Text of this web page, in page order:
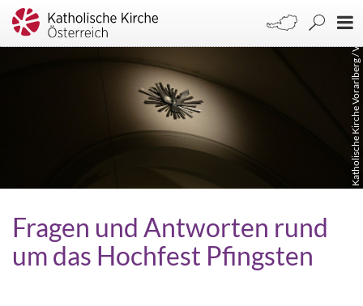
Katholische Kirche Vorarlberg / Veronika Fehle
Fragen und Antworten rund
um das Hochfest Pfingsten